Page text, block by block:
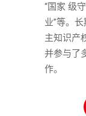
“国家 级
业”等。
主知识产
并参与了
作。